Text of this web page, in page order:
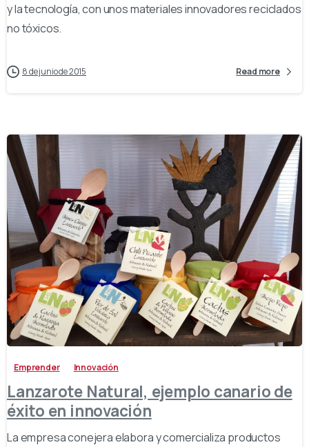
y la tecnología, con unos materiales innovadores reciclados
no tóxicos.
8 de junio de 2015 Read more
-
Emprender Innovación
Lanzarote Natural, ejemplo canario de
éxito en innovación
La empresa conejera elabora y comercializa productos